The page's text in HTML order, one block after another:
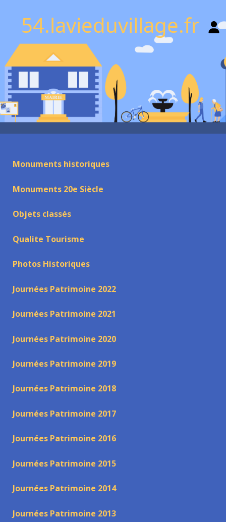
54.lavieduvillage.fr
Monuments historiques
Monuments 20e Siècle
Objets classés
Qualite Tourisme
Photos Historiques
Journées Patrimoine 2022
Journées Patrimoine 2021
Journées Patrimoine 2020
Journées Patrimoine 2019
Journées Patrimoine 2018
Journées Patrimoine 2017
Journées Patrimoine 2016
Journées Patrimoine 2015
Journées Patrimoine 2014
Journées Patrimoine 2013